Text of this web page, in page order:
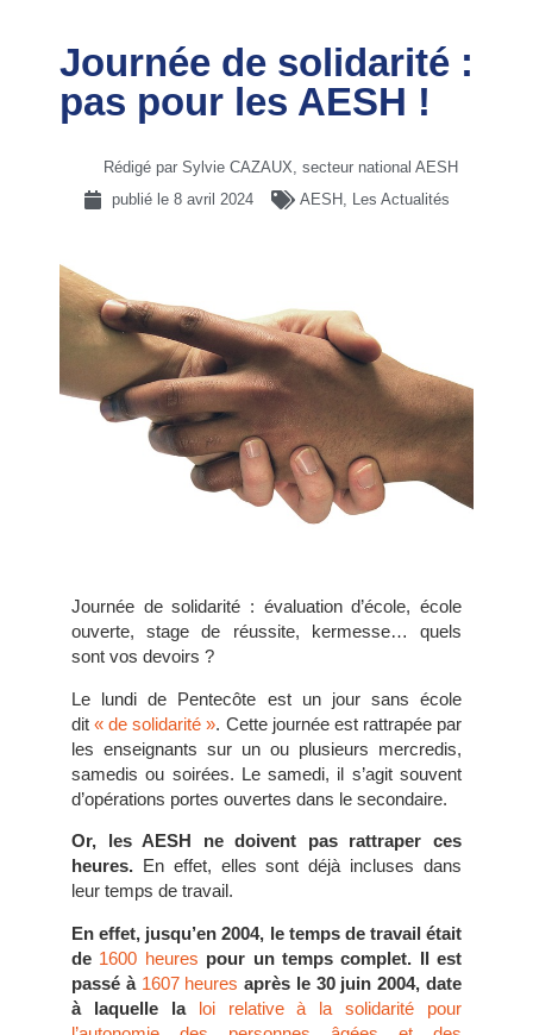
Journée de solidarité :
pas pour les AESH !
Rédigé par Sylvie CAZAUX, secteur national AESH
publié le 8 avril 2024 AESH , Les Actualités
Journée de solidarité : évaluation d’école, école
ouverte, stage de réussite, kermesse… quels
sont vos devoirs ?
Le lundi de Pentecôte est un jour sans école
dit« de solidarité ». Cette journée est rattrapée par
les enseignants sur un ou plusieurs mercredis,
samedis ou soirées. Le samedi, il s’agit souvent
d’opérations portes ouvertes dans le secondaire.
Or, les AESH ne doivent pas rattraper ces
heures. En effet, elles sont déjà incluses dans
leur temps de travail.
En effet, jusqu’en 2004, le temps de travail était
de 1600 heures pour un temps complet. Il est
passé à 1607 heures après le 30 juin 2004, date
à laquelle la loi relative à la solidarité pour